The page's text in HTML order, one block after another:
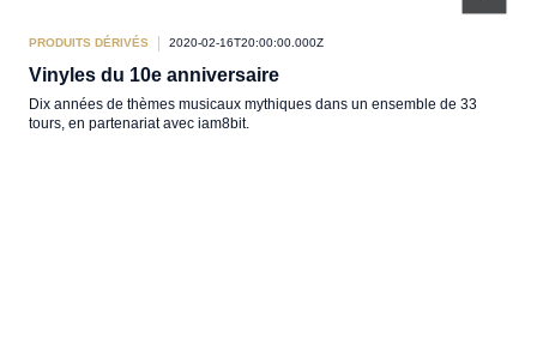
PRODUITS DÉRIVÉS 2020-02-16T20:00:00.000Z
Vinyles du 10e anniversaire
Dix années de thèmes musicaux mythiques dans un ensemble de 33
tours, en partenariat avec iam8bit.